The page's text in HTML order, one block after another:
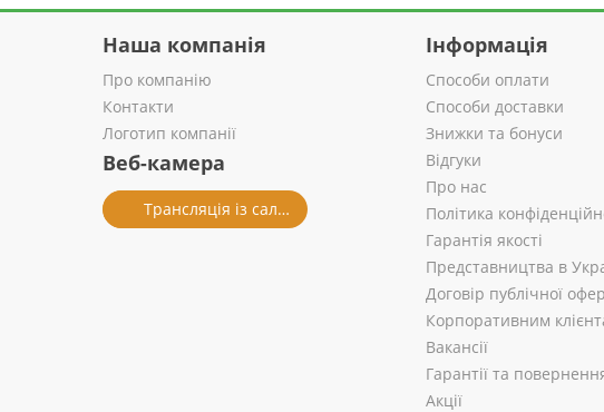
Наша компанія
Про компанію
Контакти
Логотип компанії
Веб-камера
Трансляція із салону
Інформація
Способи оплати
Способи доставки
Знижки та бонуси
Відгуки
Про нас
Політика
Гарантія якості
Представництва в
Договір публічної
Корпоративним
Вакансії
Гарантії та
Акції